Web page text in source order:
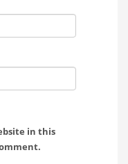
in this